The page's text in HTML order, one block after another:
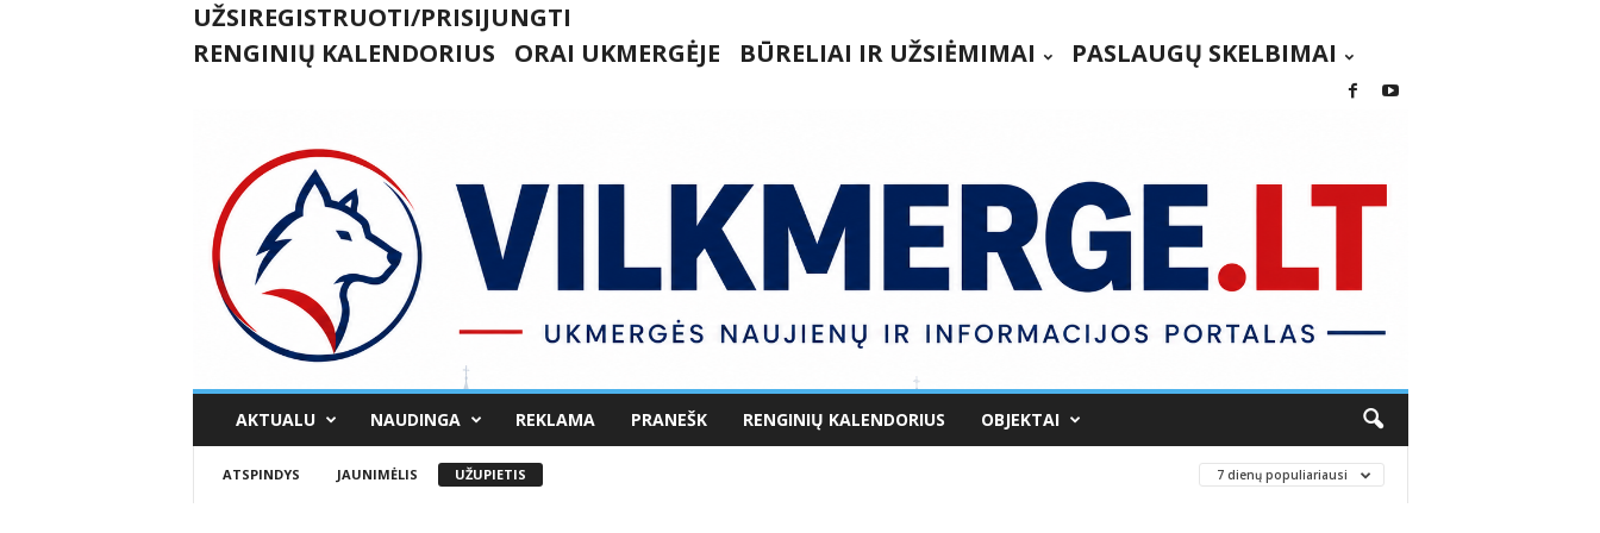
UŽSIREGISTRUOTI/PRISIJUNGTI
RENGINIŲ KALENDORIUS
ORAI UKMERGĖJE BŪRELIAI IR UŽSIĖMIMAI PASLAUGŲ SKELBIMAI
m
r
AKTUALU NAUDINGA REKLAMA PRANEŠK RENGINIŲ KALENDORIUS OBJEKTAI
ATSPINDYS JAUNIMĖLIS UŽUPIETIS 7 dienų populiariausi